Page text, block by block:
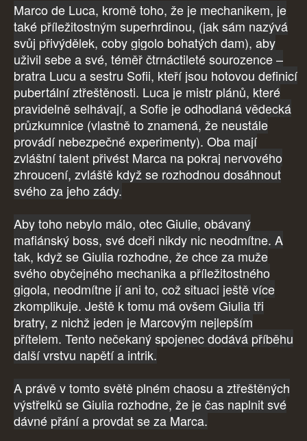
Marco de Luca, kromě toho, že je mechanikem, je
také příležitostným superhrdinou, (jak sám nazývá
svůj přivýdělek, coby gigolo bohatých dam), aby
uživil sebe a své, téměř čtrnáctileté sourozence –
bratra Lucu a sestru Sofii, kteří jsou hotovou definicí
pubertální ztřeštěnosti. Luca je mistr plánů, které
pravidelně selhávají, a Sofie je odhodlaná vědecká
průzkumnice (vlastně to znamená, že neustále
provádí nebezpečné experimenty). Oba mají
zvláštní talent přivést Marca na pokraj nervového
zhroucení, zvláště když se rozhodnou dosáhnout
svého za jeho zády.
Aby toho nebylo málo, otec Giulie, obávaný
mafiánský boss, své dceři nikdy nic neodmítne. A
tak, když se Giulia rozhodne, že chce za muže
svého obyčejného mechanika a příležitostného
gigola, neodmítne jí ani to, což situaci ještě více
zkomplikuje. Ještě k tomu má ovšem Giulia tři
bratry, z nichž jeden je Marcovým nejlepším
přítelem. Tento nečekaný spojenec dodává příběhu
další vrstvu napětí a intrik.
A právě v tomto světě plném chaosu a ztřeštěných
výstřelků se Giulia rozhodne, že je čas naplnit své
dávné přání a provdat se za Marca.